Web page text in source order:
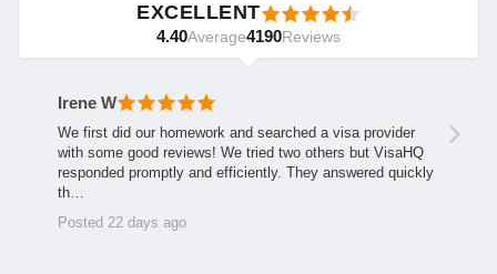
EXCELLENT
4.40Average4190Reviews
Irene W
We first did our homework and searched a visa provider
with some good reviews! We tried two others but VisaHQ
responded promptly and efficiently. They answered quickly
th…
Posted 22 days ago